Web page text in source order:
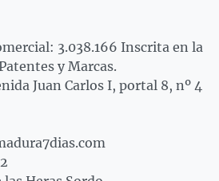
3.038.166 Inscrita en la
y Marcas.
Juan Carlos I, portal 8, nº 4